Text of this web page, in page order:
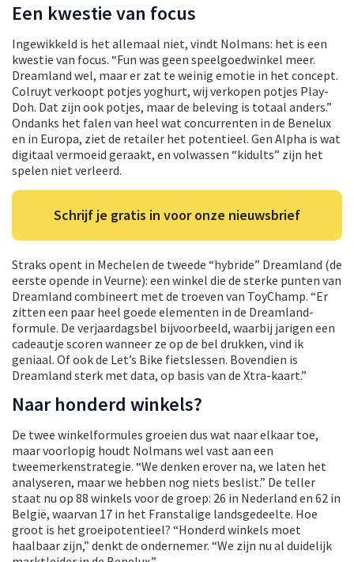
Een kwestie van focus
Ingewikkeld is het allemaal niet, vindt Nolmans: het is een
kwestie van focus. “Fun was geen speelgoedwinkel meer.
Dreamland wel, maar er zat te weinig emotie in het concept.
Colruyt verkoopt potjes yoghurt, wij verkopen potjes Play-
Doh. Dat zijn ook potjes, maar de beleving is totaal anders.”
Ondanks het falen van heel wat concurrenten in de Benelux
en in Europa, ziet de retailer het potentieel. Gen Alpha is wat
digitaal vermoeid geraakt, en volwassen “kidults” zijn het
spelen niet verleerd.
Schrijf je gratis in voor onze nieuwsbrief
Straks opent in Mechelen de tweede “hybride” Dreamland (de
eerste opende in Veurne): een winkel die de sterke punten van
Dreamland combineert met de troeven van ToyChamp. “Er
zitten een paar heel goede elementen in de Dreamland-
formule. De verjaardagsbel bijvoorbeeld, waarbij jarigen een
cadeautje scoren wanneer ze op de bel drukken, vind ik
geniaal. Of ook de Let’s Bike fietslessen. Bovendien is
Dreamland sterk met data, op basis van de Xtra-kaart.”
Naar honderd winkels?
De twee winkelformules groeien dus wat naar elkaar toe,
maar voorlopig houdt Nolmans wel vast aan een
tweemerkenstrategie. “We denken erover na, we laten het
analyseren, maar we hebben nog niets beslist.” De teller
staat nu op 88 winkels voor de groep: 26 in Nederland en 62 in
België, waarvan 17 in het Franstalige landsgedeelte. Hoe
groot is het groeipotentieel? “Honderd winkels moet
haalbaar zijn,” denkt de ondernemer. “We zijn nu al duidelijk